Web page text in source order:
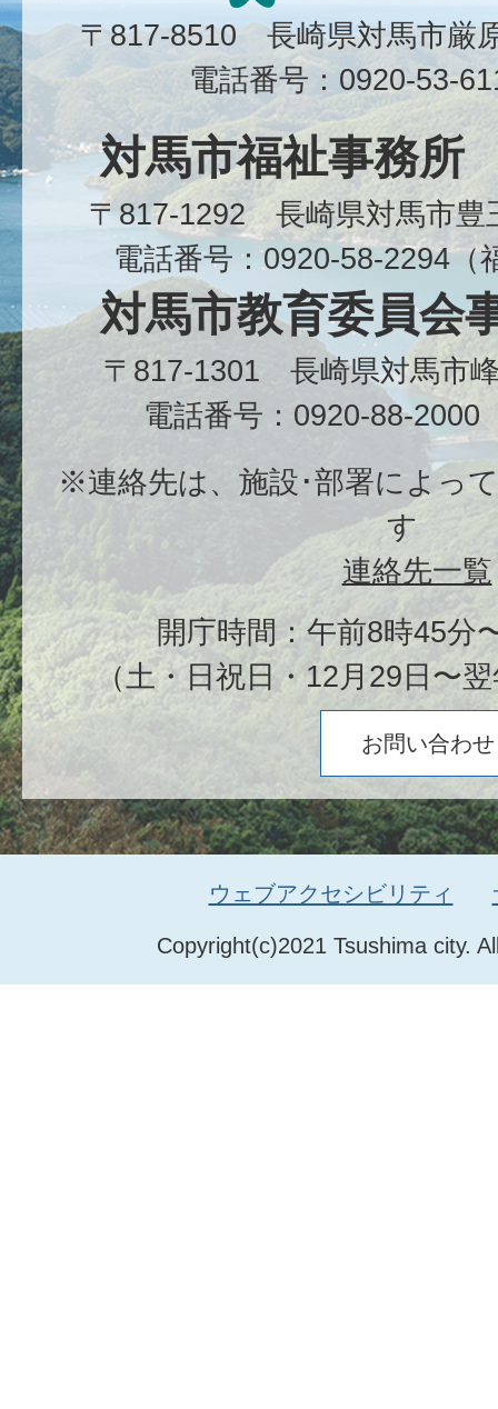
〒817-8510 長崎県対馬市
電話番号：0920-53-
対馬市福祉事務所
〒817-1292 長崎県対馬市
電話番号：0920-58-2294（
対馬市教育委員会
〒817-1301 長崎県対馬市
電話番号：0920-88-2000
※連絡先は、施設･部署によっ
す
連絡先一覧
開庁時間：午前8時45分
（土・日祝日・12月29日〜
お問い合わせ
Copyright(c)2021 Tsushima city.
ウェブアクセシビリティ